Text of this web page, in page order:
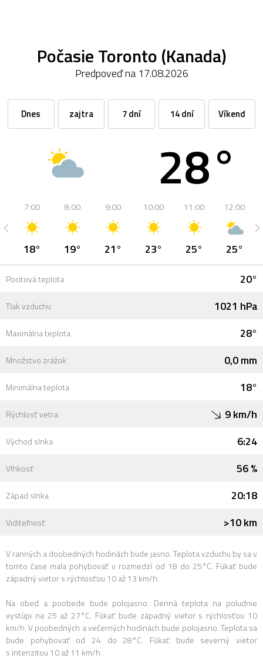
Počasie Toronto (Kanada)
Predpoveď na 17.08.2026
Dnes zajtra 7 dní 14 dní Víkend
28°
7:00
18°
8:00
19°
9:00
21°
10:00
23°
11:00
25°
12:00
25°
Pocitová teplota 20°
Tlak vzduchu 1021 hPa
Maximálna teplota 28°
Množstvo zrážok 0,0 mm
Minimálna teplota 18°
Rýchlosť vetra 9 km/h
Východ slnka 6:24
Vlhkosť 56 %
Západ slnka 20:18
Viditeľnosť >10 km
V ranných a doobedných hodinách bude jasno. Teplota vzduchu by sa v
tomto čase mala pohybovať v rozmedzí od 18 do 25°C. Fúkať bude
západný vietor s rýchlosťou 10 až 13 km/h.
Na obed a poobede bude polojasno. Denná teplota na poludnie
vystúpi na 25 až 27°C. Fúkať bude západný vietor s rýchlosťou 10
km/h. V poobedných a večerných hodinách bude polojasno. Teplota sa
bude pohybovať od 24 do 28°C. Fúkať bude severný vietor
s intenzitou 10 až 11 km/h.